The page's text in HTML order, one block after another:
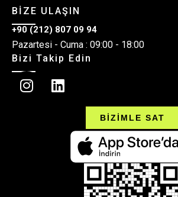
BİZE ULAŞIN
+90 (212) 807 09 94
Pazartesi - Cuma : 09:00 - 18:00
Bizi Takip Edin
BİZİMLE SAT